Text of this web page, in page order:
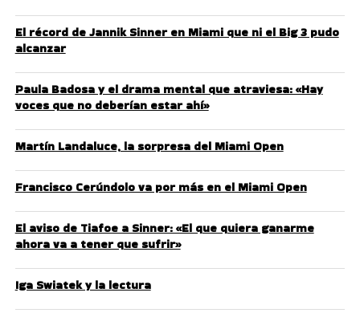
El récord de Jannik Sinner en Miami que ni el Big 3 pudo
alcanzar
Paula Badosa y el drama mental que atraviesa: «Hay
voces que no deberían estar ahí»
Martín Landaluce, la sorpresa del Miami Open
Francisco Cerúndolo va por más en el Miami Open
El aviso de Tiafoe a Sinner: «El que quiera ganarme
ahora va a tener que sufrir»
Iga Swiatek y la lectura